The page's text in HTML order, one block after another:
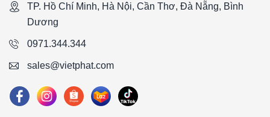
TP. Hồ Chí Minh, Hà Nội, Cần Thơ, Đà Nẵng, Bình
Dương
0971.344.344
sales@vietphat.com